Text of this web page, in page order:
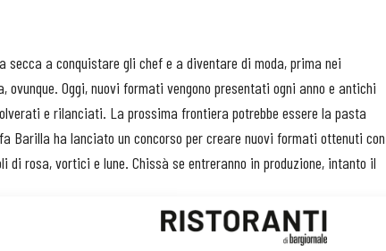
a conquistare gli chef e a diventare di moda, prima nei
Oggi, nuovi formati vengono presentati ogni anno e antichi
e rilanciati. La prossima frontiera potrebbe essere la pasta
Barilla ha lanciato un concorso per creare nuovi formati ottenuti con
di rosa, vortici e lune. Chissà se entreranno in produzione, intanto il
la ordina al ristorante si aspetta qualcosa di diverso rispetto a ciò
è che non puoi fare una pasta normale e farla pagare 30 euro -